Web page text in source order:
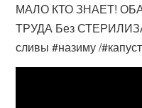
МАЛО КТО ЗНАЕТ!
ТРУДА Без
сливы #назиму /